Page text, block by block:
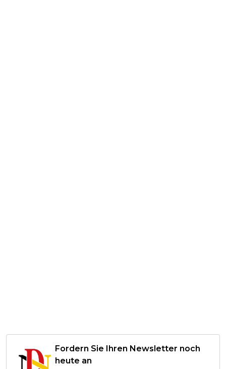
Fordern Sie Ihren Newsletter noch
heute an